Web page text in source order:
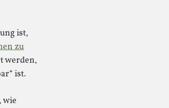
ist,
zu
werden,
ist.
wie